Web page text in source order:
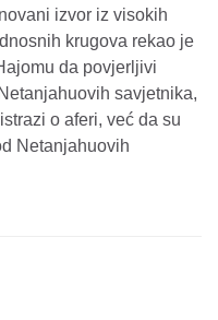
izvor iz visokih
krugova rekao je
da povjerljivi
savjetnika,
o aferi, već da su
Netanjahuovih